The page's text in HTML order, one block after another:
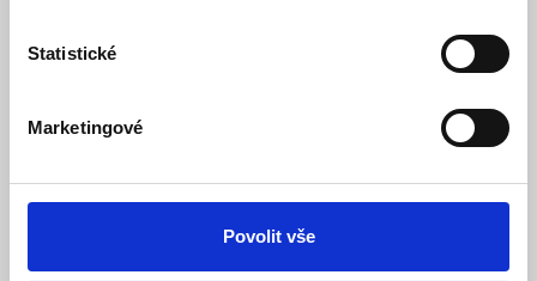
Statistické
Marketingové
Povolit vše
Na rozdíl od bateriových kamer E340 nabízí
skutečné
128 GB)
nebo přes HomeBase S380 až na
. Při 45 událostech